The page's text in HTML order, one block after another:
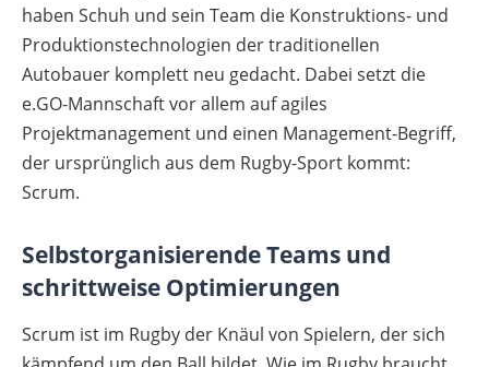
haben Schuh und sein Team die Konstruktions- und
Produktionstechnologien der traditionellen
Autobauer komplett neu gedacht. Dabei setzt die
e.GO-Mannschaft vor allem auf agiles
Projektmanagement und einen Management-Begriff,
der ursprünglich aus dem Rugby-Sport kommt:
Scrum.
Selbstorganisierende Teams und
schrittweise Optimierungen
Scrum ist im Rugby der Knäul von Spielern, der sich